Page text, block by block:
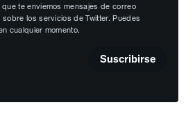
te enviemos mensajes de correo
los servicios de Twitter. Puedes
cualquier momento.
Suscribirse